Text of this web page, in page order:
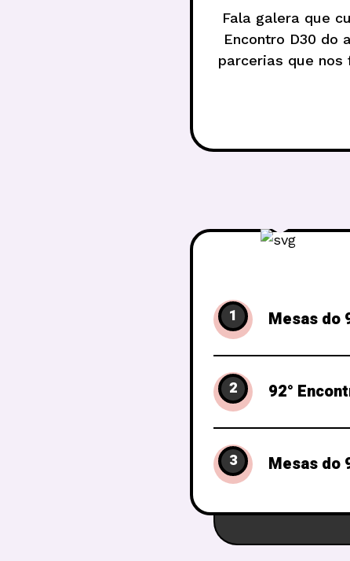
Fala galera que
Encontro D30 do
parcerias que nos
1 Mesas do
2 92°
3 Mesas do